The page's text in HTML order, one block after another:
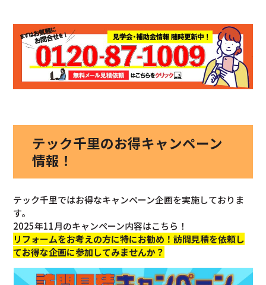
テック千里のお得キャンペーン
情報！
テック千里ではお得なキャンペーン企画を実施しておりま
す。
2025年11月のキャンペーン内容はこちら！
リフォームをお考えの方に特にお勧め！訪問見積を依頼し
てお得な企画に参加してみませんか？